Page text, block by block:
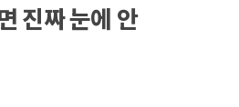
진짜 눈에 안